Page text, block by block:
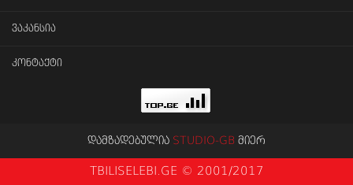
ვაკანსია
კონტაქტი
დამზადებულია STUDIO-GB მიერ
TBILISELEBI.GE © 2001/2017